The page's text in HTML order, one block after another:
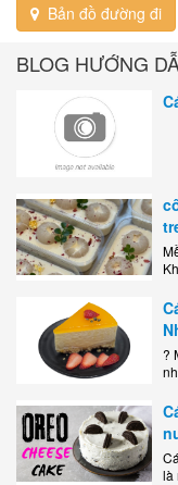
Bản đồ đường đi
BLOG HƯỚNG
?
là